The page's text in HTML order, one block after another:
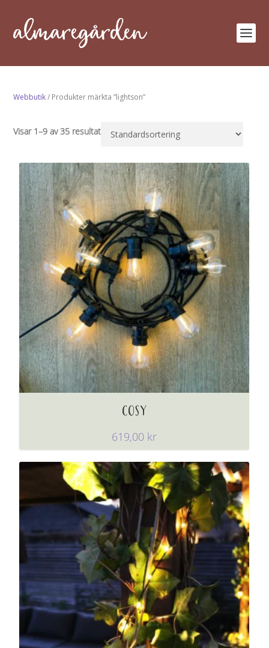
Webbutik/ Produkter märkta ”lightson”
Visar 1–9 av 35 resultat
COSY
619,00 kr